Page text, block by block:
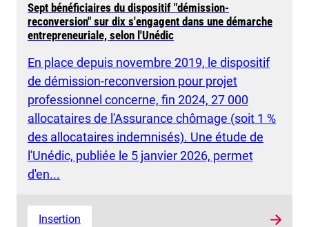
Sept bénéficiaires du dispositif "démission-
reconversion" sur dix s'engagent dans une démarche
entrepreneuriale, selon l'Unédic
En place depuis novembre 2019, le dispositif
de démission-reconversion pour projet
professionnel concerne, fin 2024, 27 000
allocataires de l'Assurance chômage (soit 1 %
des allocataires indemnisés). Une étude de
l'Unédic, publiée le 5 janvier 2026, permet
d'en...
Insertion